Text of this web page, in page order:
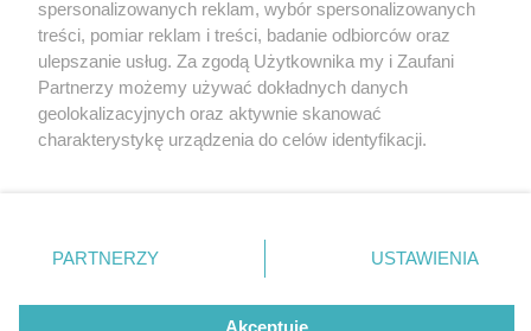
Wczasowy „KŁOS” zaprasza!
Wróć do artykułu:
Majówka w górach? Ośrodek Wczasowy „KŁOS”
zaprasza!
Nie zapomnij
zapoznać się z:
polityką prywatności regulamin korzystania z portali
Twojemiasto
Piekary Śląskie
Chorzów
Tarnowskie Góry
Gliwice
Skontakuj sięz nami
Kontakt
Wydawca
Redakcja
spersonalizowanych reklam, wybór spersonalizowanych
treści, pomiar reklam i treści, badanie odbiorców oraz
ulepszanie usług. Za zgodą Użytkownika my i Zaufani
Partnerzy możemy używać dokładnych danych
geolokalizacyjnych oraz aktywnie skanować
charakterystykę urządzenia do celów identyfikacji.
zmienić/wycofać klikając przycisk ustawień prywatności
znajdujący się w lewym dolnym rogu strony
rodzaje przetwarzania danych nie wymagają zgody
użytkownika, ale masz prawo sprzeciwić się takiemu
PARTNERZY USTAWIENIA
Akceptuję